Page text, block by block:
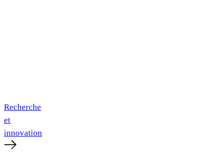
Recherche
et
innovation